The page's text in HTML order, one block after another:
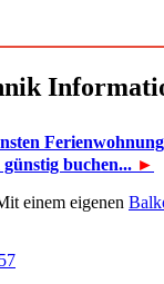
buchen... ►
einem eigenen